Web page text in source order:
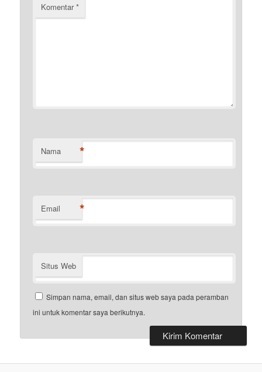
Komentar*
Nama *
Email *
Situs Web
Simpan nama, email, dan situs web saya pada peramban
ini untuk komentar saya berikutnya.